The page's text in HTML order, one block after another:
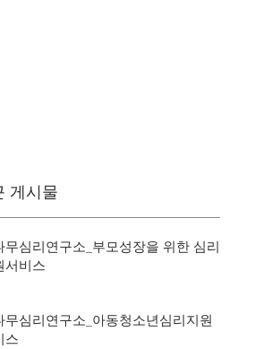
게시물
무심리연구소_부모성장을 위한 심리
서비스
무심리연구소_아동청소년심리지원
스